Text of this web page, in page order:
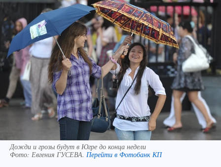
Дожди и грозы будут в Югре до конца недели
Фото: Евгения ГУСЕВА. Перейти в Фотобанк КП